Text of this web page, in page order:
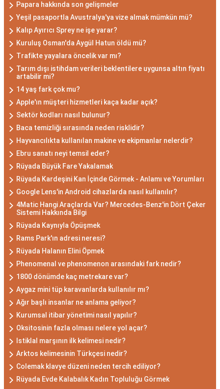
Papara hakkında son gelişmeler
Yeşil pasaportla Avustralya'ya vize almak mümkün mü?
Kalıp Ayırıcı Sprey ne işe yarar?
Kuruluş Osman'da Aygül Hatun öldü mü?
Trafikte yayalara öncelik var mı?
Tarım dışı istihdam verileri beklentilere uygunsa altın fiyatı
artabilir mi?
14 yaş fark çok mu?
Apple'ın müşteri hizmetleri kaça kadar açık?
Sektör kodları nasıl bulunur?
Baca temizliği sırasında neden risklidir?
Hayvancılıkta kullanılan makine ve ekipmanlar nelerdir?
Ebru sanatı neyi temsil eder?
Rüyada Büyük Fare Yakalamak
Rüyada Kardeşini Kan İçinde Görmek - Anlamı ve Yorumları
Google Lens'in Android cihazlarda nasıl kullanılır?
4Matic Hangi Araçlarda Var? Mercedes-Benz'in Dört Çeker
Sistemi Hakkında Bilgi
Rüyada Kaynıyla Öpüşmek
Rams Park'ın adresi neresi?
Rüyada Halanın Elini Öpmek
Phenomenal ve phenomenon arasındaki fark nedir?
1800 dönümde kaç metrekare var?
Aygaz mini tüp karavanlarda kullanılır mı?
Ağır başlı insanlar ne anlama geliyor?
Kurumsal itibar yönetimi nasıl yapılır?
Oksitosinin fazla olması nelere yol açar?
Istiklal marşının ilk kelimesi nedir?
Arktos kelimesinin Türkçesi nedir?
Colemak klavye düzeni neden tercih ediliyor?
Rüyada Evde Kalabalık Kadın Topluluğu Görmek